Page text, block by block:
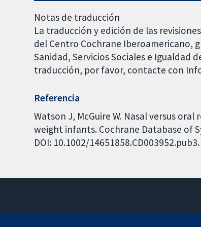
Notas de traducción
La traducción y edición de las
del Centro Cochrane Iberoamericano,
Sanidad, Servicios Sociales e Igualdad
traducción, por favor, contacte con
Referencia
Watson J, McGuire W. Nasal versus
weight infants. Cochrane Database of
DOI: 10.1002/14651858.CD003952.pub3.